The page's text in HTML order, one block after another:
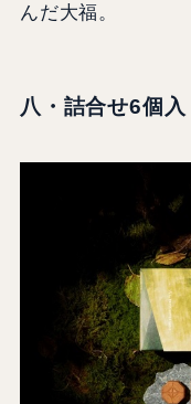
んだ大福。
八・詰合せ6個